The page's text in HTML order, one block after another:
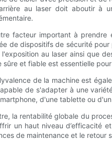
au laser doit aboutir à
facteur important à prendre
de dispositifs de sécurité
au laser ainsi que
sûre et fiable est essentielle
de la machine est
de s'adapter à une
d'une tablette ou
la rentabilité globale du
un haut niveau d’efficacité
de maintenance et le retour